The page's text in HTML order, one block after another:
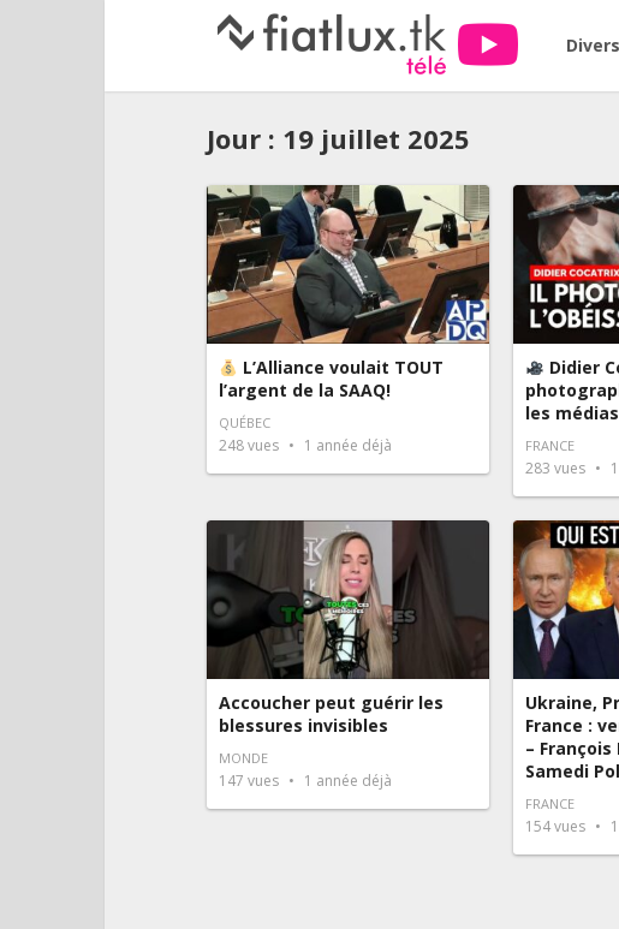
Jour : 19 juillet 2025
L’Alliance voulait TOUT
l’argent de la SAAQ!
QUÉBEC
248vues 1 année déjà
Didier
les
FRANCE
283 vues
Accoucher peut guérir les
blessures invisibles
MONDE
147 vues 1 année déjà
Ukraine,
France :
–
Samedi
FRANCE
154vues